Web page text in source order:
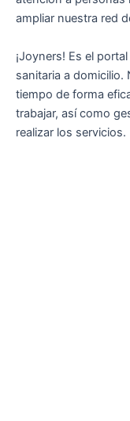
ampliar nuestra red
¡Joyners! Es el
sanitaria a domicilio.
tiempo de forma
trabajar, así como
realizar los servicios.